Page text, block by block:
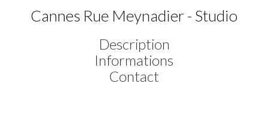
Cannes Rue Meynadier - Studio
Description
Informations
Contact